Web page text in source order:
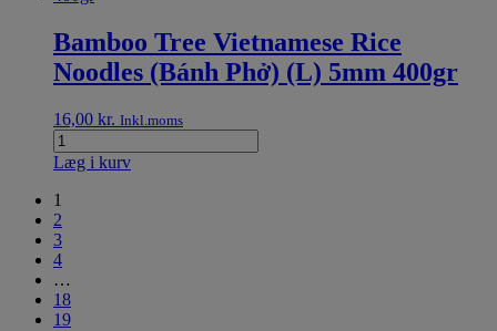
Bamboo Tree Vietnamese Rice
Noodles (Bánh Phở) (L) 5mm 400gr
16,00 kr. Inkl.moms
Læg i kurv
1
2
3
4
…
18
19